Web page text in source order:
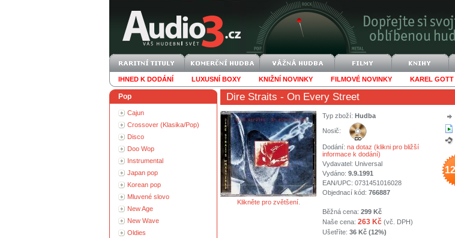
IHNED K DODÁNÍ LUXUSNÍ BOXY KNIŽNÍ NOVINKY FILMOVÉ NOVINKY KAREL GOTT
Pop
Cajun
Crossover (Klasika/Pop)
Disco
Doo Wop
Instrumental
Japan pop
Korean pop
Mluvené slovo
New Age
New Wave
Oldies
Dire Straits - On Every Street
Klikněte pro zvětšení.
Typ zboží: Hudba
Nosič:
Dodání: na dotaz (klikni pro bližší
informace k dodání)
Vydavatel: Universal
Vydáno: 9.9.1991
EAN/UPC: 0731451016028
Objednací kód: 766887
Běžná cena: 299 Kč
Naše cena: 263 Kč (vč. DPH)
Ušetříte: 36 Kč (12%)